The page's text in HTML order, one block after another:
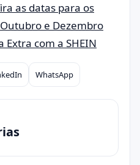
as datas para os
e Dezembro
Extra com a SHEIN
WhatsApp